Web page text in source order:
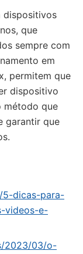
dispositivos
que
sempre com
em
permitem que
dispositivo
método que
garantir que
5-dicas-para-
videos-e-
2023/03/o-